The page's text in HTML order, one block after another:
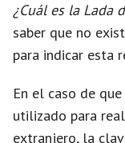
¿Cuál es la Lada
saber que no
para indicar esta
En el caso de
utilizado para
extranjero, la